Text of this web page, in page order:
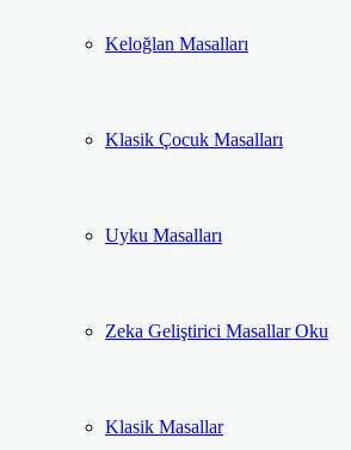
Keloğlan Masalları
Klasik Çocuk Masalları
Uyku Masalları
Zeka Geliştirici Masallar Oku
Klasik Masallar